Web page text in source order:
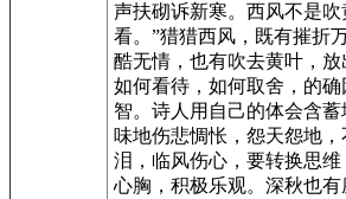
声扶砌诉新寒。西风不是
看。”猎猎西风，既有摧折
酷无情，也有吹去黄叶，放
如何看待，如何取舍，的
智。诗人用自己的体会含
味地伤悲惆怅，怨天怨地
泪，临风伤心，要转换思
心胸，积极乐观。深秋也